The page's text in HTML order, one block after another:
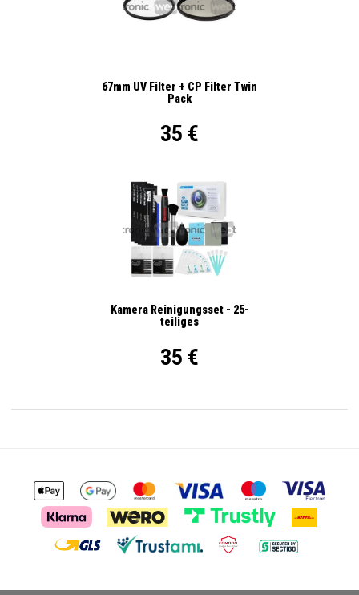
67mm UV Filter + CP Filter Twin
Pack
35 €
Kamera Reinigungsset - 25-
teiliges
35 €